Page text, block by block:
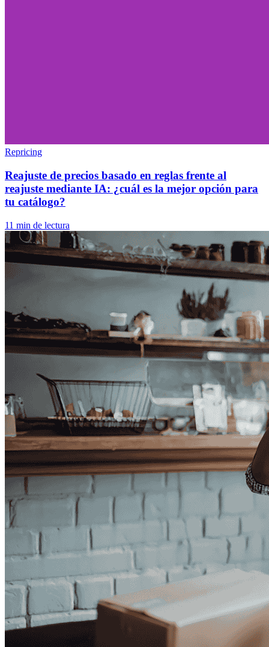
Repricing
Reajuste de precios basado en reglas frente al
reajuste mediante IA: ¿cuál es la mejor opción para
tu catálogo?
11 min de lectura